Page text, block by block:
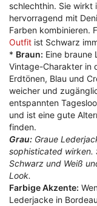
schlechthin. Sie wirkt
hervorragend mit
Farben kombinieren.
Outfit ist Schwarz
* Braun: Eine braune
Vintage-Charakter in
Erdtönen, Blau und
weicher und
entspannten
und ist eine gute
finden.
Grau: Graue
sophisticated wirken.
Schwarz und Weiß
Look.
Farbige Akzente:
Lederjacke in